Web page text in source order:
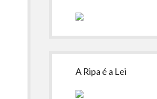
A Ripa é a Lei